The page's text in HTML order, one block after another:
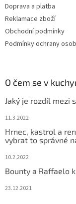
Doprava a platba
Reklamace zboží
Obchodní podmínky
Podmínky ochrany
O čem se v
Jaký je rozdíl mezi
11.3.2022
Hrnec, kastrol a
vybrat to správné
10.2.2022
Bounty a Raffaelo
23.12.2021